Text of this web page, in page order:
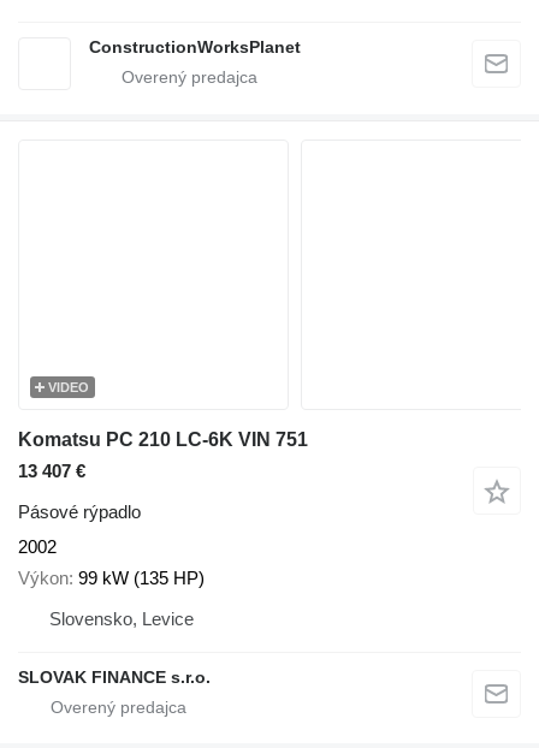
ConstructionWorksPlanet
VIDEO
Komatsu PC 210 LC-6K VIN 751
13 407 €
Pásové rýpadlo
2002
Výkon 99 kW (135 HP)
Slovensko, Levice
SLOVAK FINANCE s.r.o.